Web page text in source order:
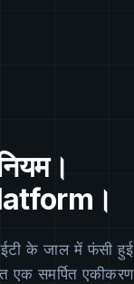
के जाल में फंसी हुई
एक समर्पित एकीकरण